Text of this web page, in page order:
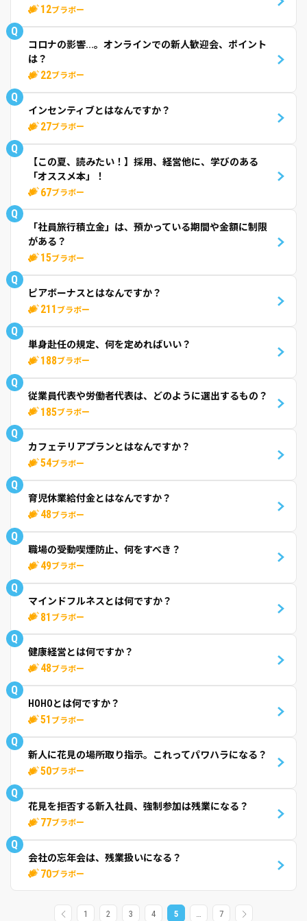
12ブラボー
Q
コロナの影響...。オンラインでの新人歓迎会、ポイント
は？
22ブラボー
Q
インセンティブとはなんですか？
27ブラボー
Q
【この夏、読みたい！】採用、経営他に、学びのある
「オススメ本」！
67ブラボー
Q
「社員旅行積立金」は、預かっている期間や金額に制限
がある？
15ブラボー
Q
ピアボーナスとはなんですか？
211 ブラボー
Q
単身赴任の規定、何を定めればいい？
188ブラボー
Q
従業員代表や労働者代表は、どのように選出するもの？
185ブラボー
Q
カフェテリアプランとはなんですか？
54ブラボー
Q
育児休業給付金とはなんですか？
48ブラボー
Q
職場の受動喫煙防止、何をすべき？
49ブラボー
Q
マインドフルネスとは何ですか？
81 ブラボー
Q
健康経営とは何ですか？
48ブラボー
Q
HOHOとは何ですか？
51 ブラボー
Q
新人に花見の場所取り指示。これってパワハラになる？
50ブラボー
Q
花見を拒否する新入社員、強制参加は残業になる？
77ブラボー
Q
会社の忘年会は、残業扱いになる？
70ブラボー
1 2 3 4 5 … 7